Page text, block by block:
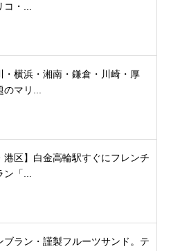
コ・...
・横浜・湘南・鎌倉・川崎・厚
のマリ...
港区】白金高輪駅すぐにフレンチ
ン「...
ブラン・謹製フルーツサンド。テ